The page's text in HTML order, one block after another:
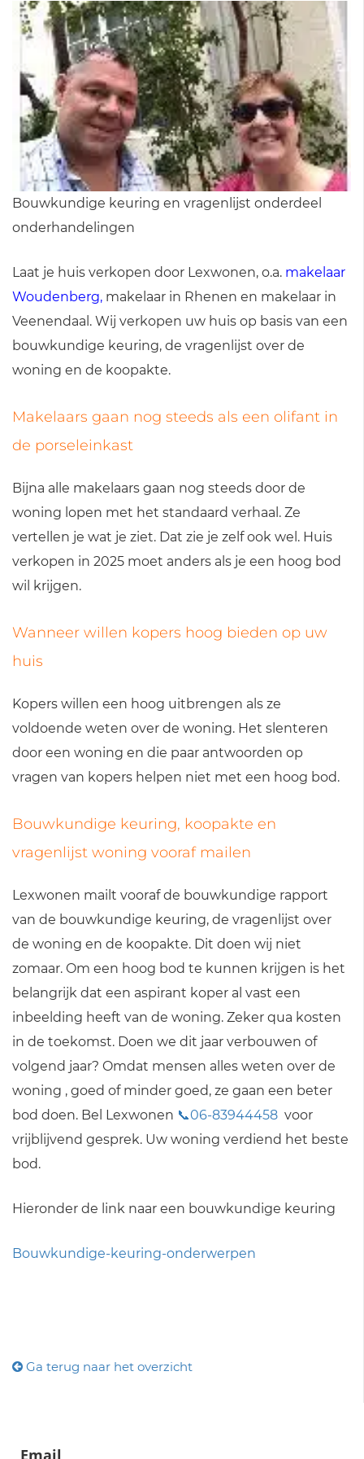
Bouwkundige keuring en vragenlijst onderdeel
onderhandelingen
Laat je huis verkopen door Lexwonen, o.a. makelaar
Woudenberg, makelaar in Rhenen en makelaar in
Veenendaal. Wij verkopen uw huis op basis van een
bouwkundige keuring, de vragenlijst over de
woning en de koopakte.
Makelaars gaan nog steeds als een olifant in
de porseleinkast
Bijna alle makelaars gaan nog steeds door de
woning lopen met het standaard verhaal. Ze
vertellen je wat je ziet. Dat zie je zelf ook wel. Huis
verkopen in 2025 moet anders als je een hoog bod
wil krijgen.
Wanneer willen kopers hoog bieden op uw
huis
Kopers willen een hoog uitbrengen als ze
voldoende weten over de woning. Het slenteren
door een woning en die paar antwoorden op
vragen van kopers helpen niet met een hoog bod.
Bouwkundige keuring, koopakte en
vragenlijst woning vooraf mailen
Lexwonen mailt vooraf de bouwkundige rapport
van de bouwkundige keuring, de vragenlijst over
de woning en de koopakte. Dit doen wij niet
zomaar. Om een hoog bod te kunnen krijgen is het
belangrijk dat een aspirant koper al vast een
inbeelding heeft van de woning. Zeker qua kosten
in de toekomst. Doen we dit jaar verbouwen of
volgend jaar? Omdat mensen alles weten over de
woning , goed of minder goed, ze gaan een beter
bod doen. Bel Lexwonen 📞06-83944458 voor
vrijblijvend gesprek. Uw woning verdiend het beste
bod.
Hieronder de link naar een bouwkundige keuring
Bouwkundige-keuring-onderwerpen
Ga terug naar het overzicht
Email